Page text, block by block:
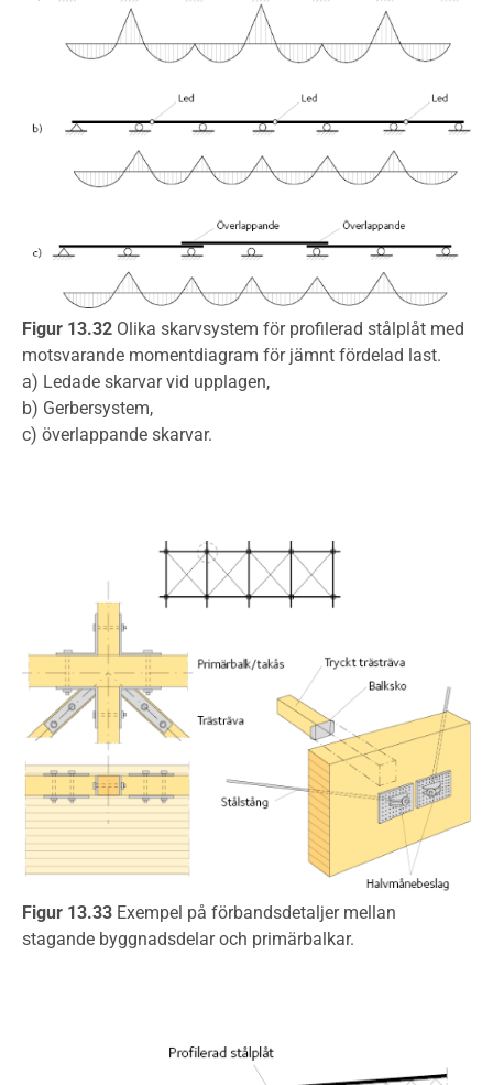
Figur 13.32 Olika skarvsystem för profilerad stålplåt med
motsvarande momentdiagram för jämnt fördelad last.
a) Ledade skarvar vid upplagen,
b) Gerbersystem,
c) överlappande skarvar.
Figur 13.33 Exempel på förbandsdetaljer mellan
stagande byggnadsdelar och primärbalkar.